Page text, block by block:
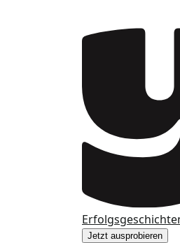
Jetzt ausprobieren